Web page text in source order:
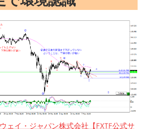
ェイ・ジャパン株式会社【FXTF公式サ